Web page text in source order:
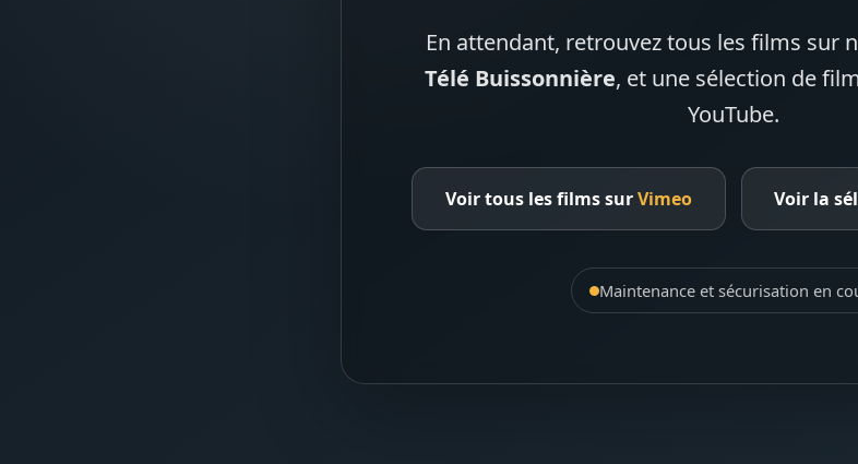
En attendant, retrouvez tous les films sur
Télé Buissonnière, et une sélection de
YouTube.
Voir tous les films surVimeo Voir la
Maintenance et sécurisation en